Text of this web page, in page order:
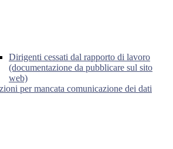
Dirigenti cessati dal rapporto di lavoro
(documentazione da pubblicare sul sito
web)
per mancata comunicazione dei dati